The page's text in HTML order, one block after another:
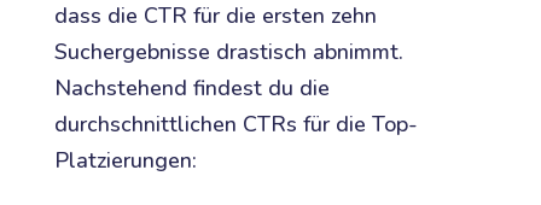
dass die CTR für die ersten zehn
Suchergebnisse drastisch abnimmt.
Nachstehend findest du die
durchschnittlichen CTRs für die Top-
Platzierungen: